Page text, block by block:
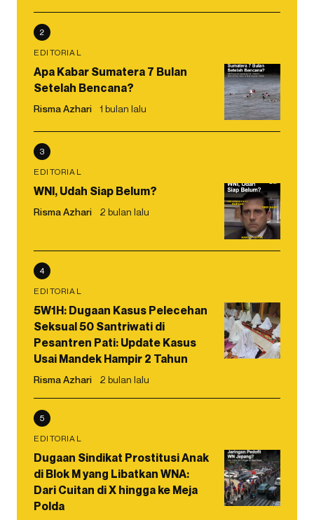
2
EDITORIAL
Apa Kabar Sumatera 7 Bulan
Setelah Bencana?
Risma Azhari 1 bulan lalu
3
EDITORIAL
WNI, Udah Siap Belum?
Risma Azhari 2 bulan lalu
4
EDITORIAL
5W1H: Dugaan Kasus Pelecehan
Seksual 50 Santriwati di
Pesantren Pati: Update Kasus
Usai Mandek Hampir 2 Tahun
Risma Azhari 2 bulan lalu
5
EDITORIAL
Dugaan Sindikat Prostitusi Anak
di Blok M yang Libatkan WNA:
Dari Cuitan di X hingga ke Meja
Polda